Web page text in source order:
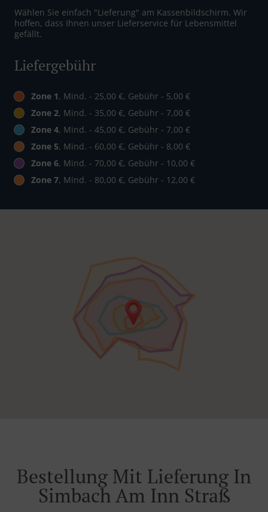
Wählen Sie einfach "Lieferung" am Kassenbildschirm. Wir
hoffen, dass Ihnen unser Lieferservice für Lebensmittel
gefällt.
Liefergebühr
Zone 1, Mind. - 25,00 €, Gebühr - 5,00 €
Zone 2, Mind. - 35,00 €, Gebühr - 7,00 €
Zone 4, Mind. - 45,00 €, Gebühr - 7,00 €
Zone 5, Mind. - 60,00 €, Gebühr - 8,00 €
Zone 6, Mind. - 70,00 €, Gebühr - 10,00 €
Zone 7, Mind. - 80,00 €, Gebühr - 12,00 €
Bestellung Mit Lieferung In
Simbach Am Inn Straß